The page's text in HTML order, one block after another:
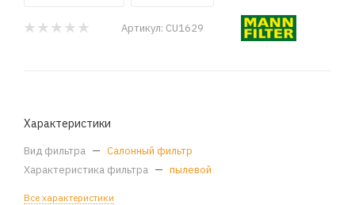
Артикул: CU1629
Характеристики
Вид фильтра — Салонный фильтр
Характеристика фильтра — пылевой
Все характеристики